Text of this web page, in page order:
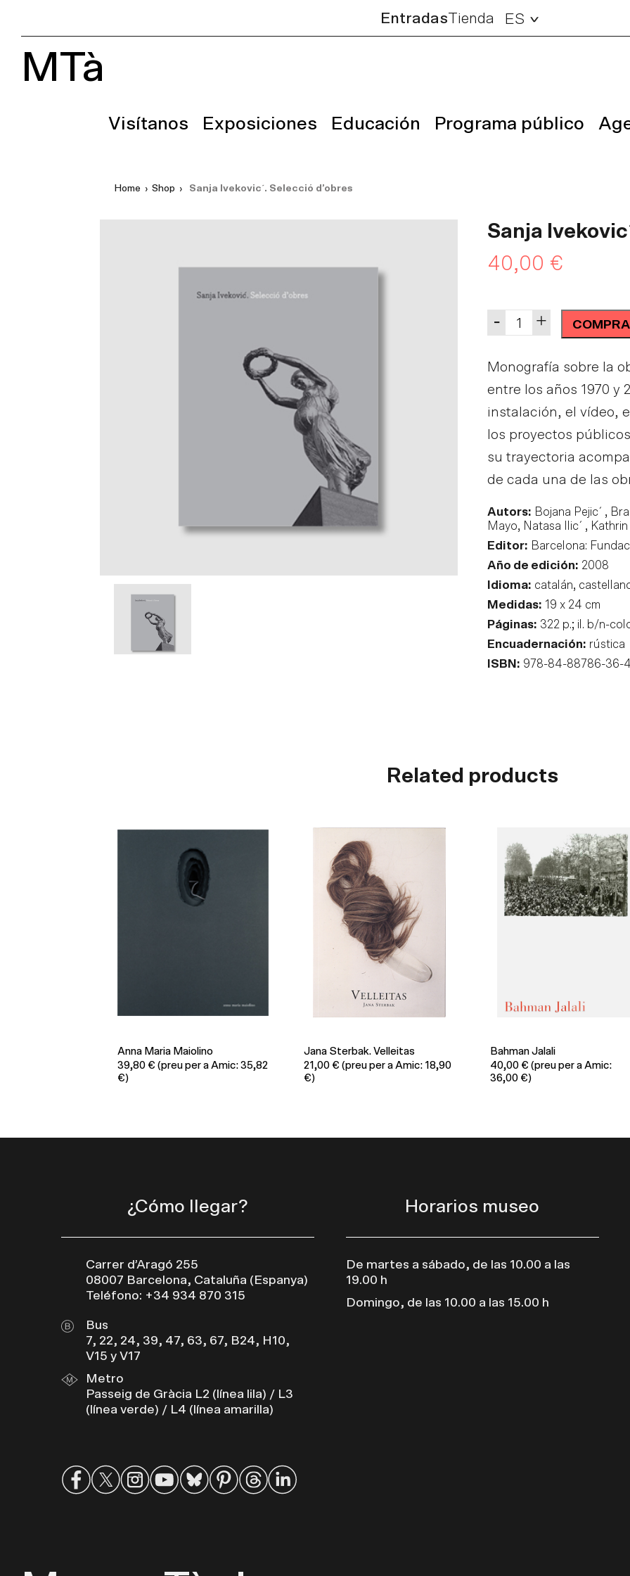
EntradasTienda ES
MTà
Visítanos Exposiciones Educación Programa público
Home › Shop › Sanja Ivekovic´. Selecció d’obres
Sanja
40,00 €
Quantity +
-
Monografía sobre la
entre los años 1970 y
instalación, el vídeo,
los proyectos
su trayectoria
de cada una de las
Autors: Bojana Pejic´ ,
Mayo, Natasa Ilic´ ,
Editor: Barcelona:
Año de edición: 2008
Idioma: catalán,
Medidas: 19 x 24 cm
Páginas: 322 p.; il. b/n-
Encuadernación: rústica
ISBN: 978-84-88786-36-
Related products
Anna Maria Maiolino
39,80 € (preu per a Amic: 35,82
€)
Jana Sterbak. Velleitas
21,00 € (preu per a Amic: 18,90
€)
Bahman Jalali
40,00 € (preu per a Amic:
36,00 €)
¿Cómo llegar?
Carrer d’Aragó 255
08007 Barcelona, Cataluña (Espanya)
Teléfono: +34 934 870 315
Bus
7, 22, 24, 39, 47, 63, 67, B24, H10,
V15 y V17
Metro
Passeig de Gràcia L2 (línea lila) / L3
(línea verde) / L4 (línea amarilla)
Horarios museo
De martes a sábado, de las 10.00 a las
19.00 h
Domingo, de las 10.00 a las 15.00 h